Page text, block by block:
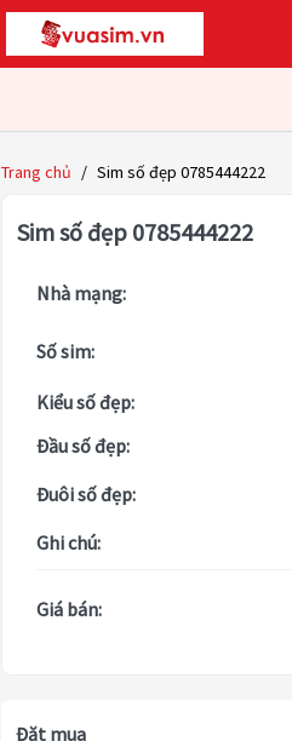
Trang chủ / Sim số đẹp 0785444222
Sim số đẹp 0785444222
Nhà mạng:
Số sim:
Kiểu số đẹp:
Đầu số đẹp:
Đuôi số đẹp:
Ghi chú:
Giá bán:
Đặt mua